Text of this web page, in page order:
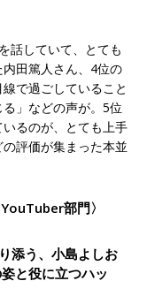
話していて、とても
田篤人さん、4位の
で過ごしていること
」などの声が。5位
るのが、とても上手
評価が集まった本並
部門〉
添う、小島よしお
と役に立つハッ